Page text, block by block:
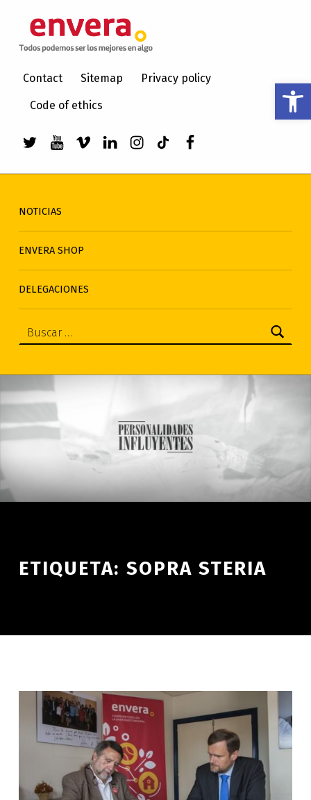
Abrir barra de herramientas
ATENCIÓN A PERSONAS CON DISCAPACIDAD INTELECTUAL
Contact Sitemap Privacy policy
Code of ethics
NOTICIAS
ENVERA SHOP
DELEGACIONES
ETIQUETA: SOPRA STERIA